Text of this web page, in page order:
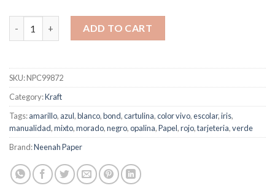
Cartulina Café Kraft quantity
ADD TO CART
SKU:NPC99872
Category:Kraft
Tags:amarillo, azul,blanco,bond,cartulina,color vivo,escolar,iris,
manualidad,mixto,morado,negro,opalina,Papel,rojo,tarjeteria,verde
Brand:Neenah Paper